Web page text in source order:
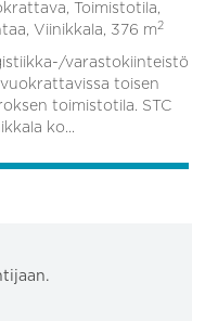
Toimistotila,
Viinikkala, 376 m 2
varastokiinteistö
toisen
toimistotila. STC
ko...